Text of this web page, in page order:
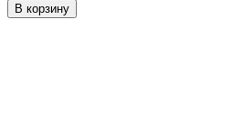
В корзину